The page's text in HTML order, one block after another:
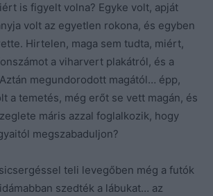
is figyelt volna? Egyke volt, apját
volt az egyetlen rokona, és egyben
Hirtelen, maga sem tudta, miért,
a viharvert plakátról, és a
megundorodott magától… épp,
a temetés, még erőt se vett magán, és
máris azzal foglalkozik, hogy
megszabaduljon?
teli levegőben még a futók
szedték a lábukat… az